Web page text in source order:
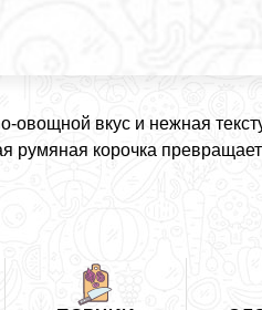
овощной вкус и нежная
румяная корочка